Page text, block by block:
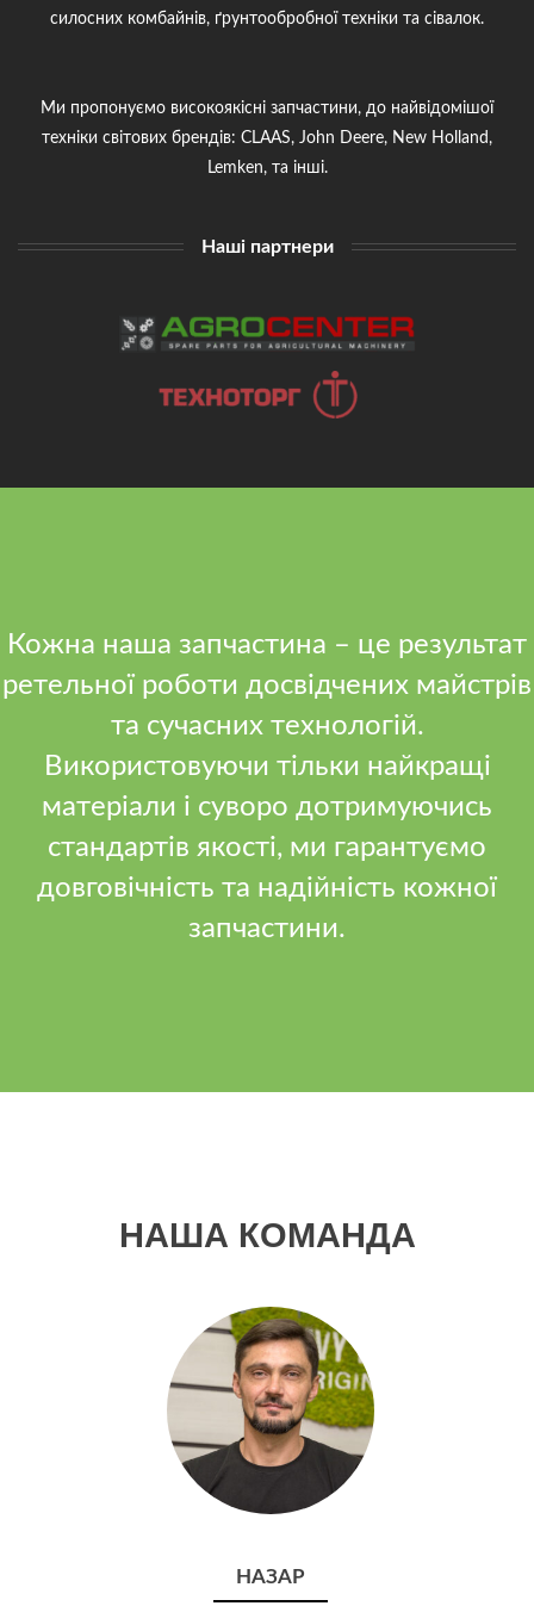
силосних комбайнів, ґрунтообробної техніки та сівалок.
Ми пропонуємо високоякісні запчастини, до найвідомішої
техніки світових брендів: CLAAS, John Deere, New Holland,
Lemken, та інші.
Наші партнери
Кожна наша запчастина – це результат
ретельної роботи досвідчених майстрів
та сучасних технологій.
Використовуючи тільки найкращі
матеріали і суворо дотримуючись
стандартів якості, ми гарантуємо
довговічність та надійність кожної
запчастини.
НАША КОМАНДА
НАЗАР